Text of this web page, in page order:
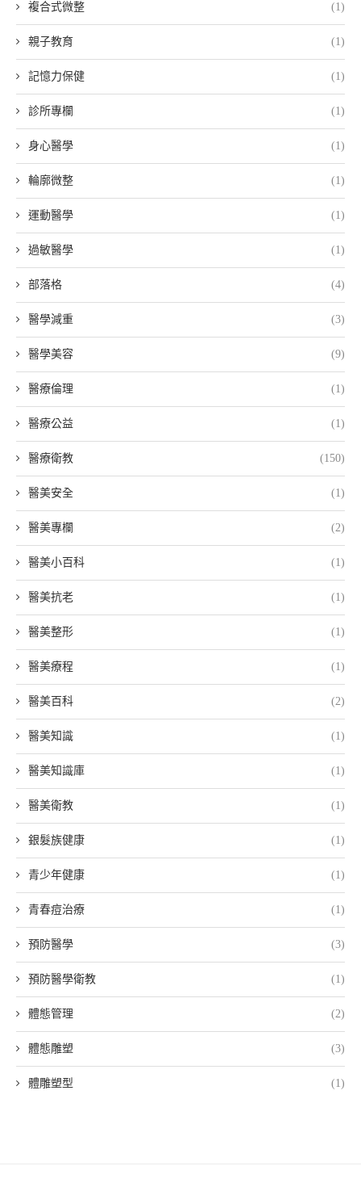
複合式微整 (1)
親子教育 (1)
記憶力保健 (1)
診所專欄 (1)
身心醫學 (1)
輪廓微整 (1)
運動醫學 (1)
過敏醫學 (1)
部落格 (4)
醫學減重 (3)
醫學美容 (9)
醫療倫理 (1)
醫療公益 (1)
醫療衛教 (150)
醫美安全 (1)
醫美專欄 (2)
醫美小百科 (1)
醫美抗老 (1)
醫美整形 (1)
醫美療程 (1)
醫美百科 (2)
醫美知識 (1)
醫美知識庫 (1)
醫美衛教 (1)
銀髮族健康 (1)
青少年健康 (1)
青春痘治療 (1)
預防醫學 (3)
預防醫學衛教 (1)
體態管理 (2)
體態雕塑 (3)
體雕塑型 (1)